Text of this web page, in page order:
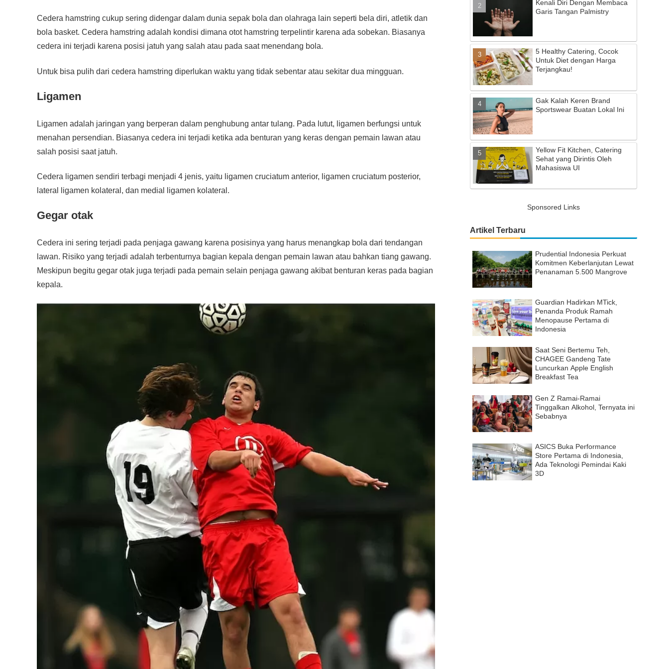
Cedera hamstring cukup sering didengar dalam dunia sepak bola dan olahraga lain seperti bela diri, atletik dan
bola basket. Cedera hamstring adalah kondisi dimana otot hamstring terpelintir karena ada sobekan. Biasanya
cedera ini terjadi karena posisi jatuh yang salah atau pada saat menendang bola.
Untuk bisa pulih dari cedera hamstring diperlukan waktu yang tidak sebentar atau sekitar dua mingguan.
Ligamen
Ligamen adalah jaringan yang berperan dalam penghubung antar tulang. Pada lutut, ligamen berfungsi untuk
menahan persendian. Biasanya cedera ini terjadi ketika ada benturan yang keras dengan pemain lawan atau
salah posisi saat jatuh.
Cedera ligamen sendiri terbagi menjadi 4 jenis, yaitu ligamen cruciatum anterior, ligamen cruciatum posterior,
lateral ligamen kolateral, dan medial ligamen kolateral.
Gegar otak
Cedera ini sering terjadi pada penjaga gawang karena posisinya yang harus menangkap bola dari tendangan
lawan. Risiko yang terjadi adalah terbenturnya bagian kepala dengan pemain lawan atau bahkan tiang gawang.
Meskipun begitu gegar otak juga terjadi pada pemain selain penjaga gawang akibat benturan keras pada bagian
kepala.
Kenali Diri Dengan Membaca
Garis Tangan Palmistry
5 Healthy Catering, Cocok
Untuk Diet dengan Harga
Terjangkau!
Gak Kalah Keren Brand
Sportswear Buatan Lokal Ini
Yellow Fit Kitchen, Catering
Sehat yang Dirintis Oleh
Mahasiswa UI
Sponsored Links
Artikel Terbaru
Prudential Indonesia Perkuat
Komitmen Keberlanjutan Lewat
Penanaman 5.500 Mangrove
Guardian Hadirkan MTick,
Penanda Produk Ramah
Menopause Pertama di
Indonesia
Saat Seni Bertemu Teh,
CHAGEE Gandeng Tate
Luncurkan Apple English
Breakfast Tea
Gen Z Ramai-Ramai
Tinggalkan Alkohol, Ternyata ini
Sebabnya
ASICS Buka Performance
Store Pertama di Indonesia,
Ada Teknologi Pemindai Kaki
3D